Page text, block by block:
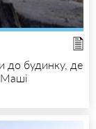
до будинку, де
Маші